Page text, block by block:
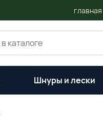
главная
Шнуры и лески